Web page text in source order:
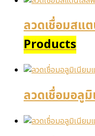
ลวดเชื่อมสแ
Products
ลวดเชื่อมอลู